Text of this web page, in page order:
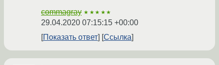
commagray ★★★★★
29.04.2020 07:15:15 +00:00
Показать ответ
Ссылка